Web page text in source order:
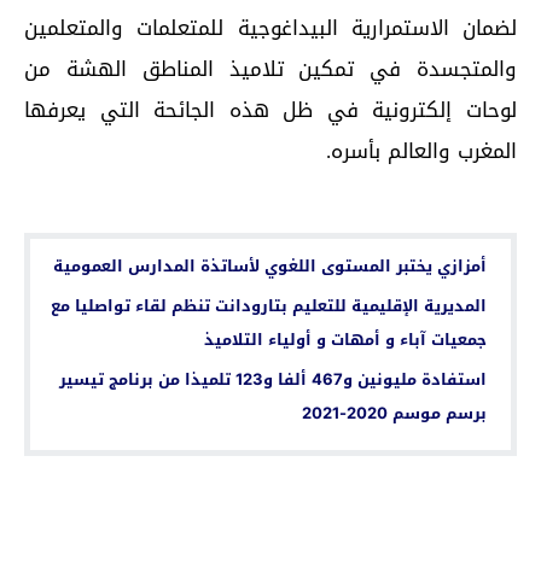
لضمان الاستمرارية البيداغوجية للمتعلمات والمتعلمين
والمتجسدة في تمكين تلاميذ المناطق الهشة من
لوحات إلكترونية في ظل هذه الجائحة التي يعرفها
المغرب والعالم بأسره.
أمزازي يختبر المستوى اللغوي لأساتذة المدارس العمومية
المديرية الإقليمية للتعليم بتارودانت تنظم لقاء تواصليا مع
جمعيات آباء و أمهات و أولياء التلاميذ
استفادة مليونين و467 ألفا و123 تلميذا من برنامج تيسير
برسم موسم 2020-2021